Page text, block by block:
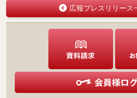
広報プレスリリース